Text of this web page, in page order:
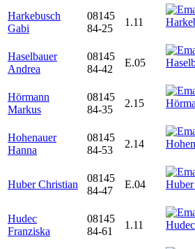
Harkebusch
Gabi
08145
84-25
1.11
Haselbauer
Andrea
08145
84-42
E.05
Hörmann
Markus
08145
84-35
2.15
Hohenauer
Hanna
08145
84-53
2.14
Huber Christian
08145
84-47
E.04
Hudec
Franziska
08145
84-61
1.11